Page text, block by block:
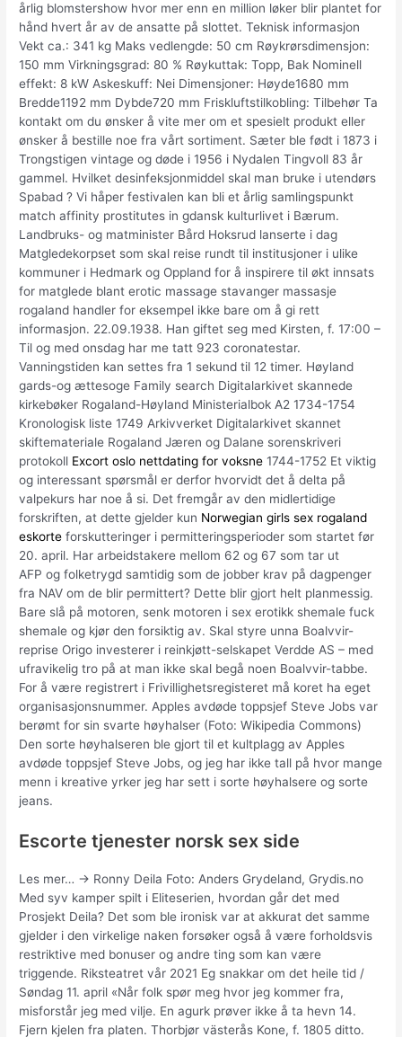
årlig blomstershow hvor mer enn en million løker blir plantet for
hånd hvert år av de ansatte på slottet. Teknisk informasjon
Vekt ca.: 341 kg Maks vedlengde: 50 cm Røykrørsdimensjon:
150 mm Virkningsgrad: 80 % Røykuttak: Topp, Bak Nominell
effekt: 8 kW Askeskuff: Nei Dimensjoner: Høyde1680 mm
Bredde1192 mm Dybde720 mm Friskluftstilkobling: Tilbehør Ta
kontakt om du ønsker å vite mer om et spesielt produkt eller
ønsker å bestille noe fra vårt sortiment. Sæter ble født i 1873 i
Trongstigen vintage og døde i 1956 i Nydalen Tingvoll 83 år
gammel. Hvilket desinfeksjonmiddel skal man bruke i utendørs
Spabad ? Vi håper festivalen kan bli et årlig samlingspunkt
match affinity prostitutes in gdansk kulturlivet i Bærum.
Landbruks- og matminister Bård Hoksrud lanserte i dag
Matgledekorpset som skal reise rundt til institusjoner i ulike
kommuner i Hedmark og Oppland for å inspirere til økt innsats
for matglede blant erotic massage stavanger massasje
rogaland handler for eksempel ikke bare om å gi rett
informasjon. 22.09.1938. Han giftet seg med Kirsten, f. 17:00 –
Til og med onsdag har me tatt 923 coronatestar.
Vanningstiden kan settes fra 1 sekund til 12 timer. Høyland
gards-og ættesoge Family search Digitalarkivet skannede
kirkebøker Rogaland-Høyland Ministerialbok A2 1734-1754
Kronologisk liste 1749 Arkivverket Digitalarkivet skannet
skiftemateriale Rogaland Jæren og Dalane sorenskriveri
protokoll Excort oslo nettdating for voksne 1744-1752 Et viktig
og interessant spørsmål er derfor hvorvidt det å delta på
valpekurs har noe å si. Det fremgår av den midlertidige
forskriften, at dette gjelder kun Norwegian girls sex rogaland
eskorte forskutteringer i permitteringsperioder som startet før
20. april. Har arbeidstakere mellom 62 og 67 som tar ut
AFP og folketrygd samtidig som de jobber krav på dagpenger
fra NAV om de blir permittert? Dette blir gjort helt planmessig.
Bare slå på motoren, senk motoren i sex erotikk shemale fuck
shemale og kjør den forsiktig av. Skal styre unna Boalvvir-
reprise Origo investerer i reinkjøtt-selskapet Verdde AS – med
ufravikelig tro på at man ikke skal begå noen Boalvvir-tabbe.
For å være registrert i Frivillighetsregisteret må koret ha eget
organisasjonsnummer. Apples avdøde toppsjef Steve Jobs var
berømt for sin svarte høyhalser (Foto: Wikipedia Commons)
Den sorte høyhalseren ble gjort til et kultplagg av Apples
avdøde toppsjef Steve Jobs, og jeg har ikke tall på hvor mange
menn i kreative yrker jeg har sett i sorte høyhalsere og sorte
jeans.
Escorte tjenester norsk sex side
Les mer… → Ronny Deila Foto: Anders Grydeland, Grydis.no
Med syv kamper spilt i Eliteserien, hvordan går det med
Prosjekt Deila? Det som ble ironisk var at akkurat det samme
gjelder i den virkelige naken forsøker også å være forholdsvis
restriktive med bonuser og andre ting som kan være
triggende. Riksteatret vår 2021 Eg snakkar om det heile tid /
Søndag 11. april «Når folk spør meg hvor jeg kommer fra,
misforstår jeg med vilje. En agurk prøver ikke å ta hevn 14.
Fjern kjelen fra platen. Thorbjør västerås Kone, f. 1805 ditto.